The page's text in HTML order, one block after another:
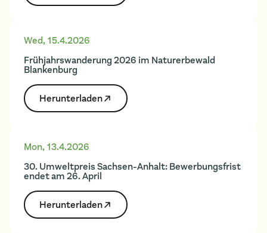
Wed, 15.4.2026
Frühjahrswanderung 2026 im Naturerbewald
Blankenburg
Herunter­laden
Mon, 13.4.2026
30. Umweltpreis Sachsen-Anhalt: Bewerbungsfrist
endet am 26. April
Herunter­laden